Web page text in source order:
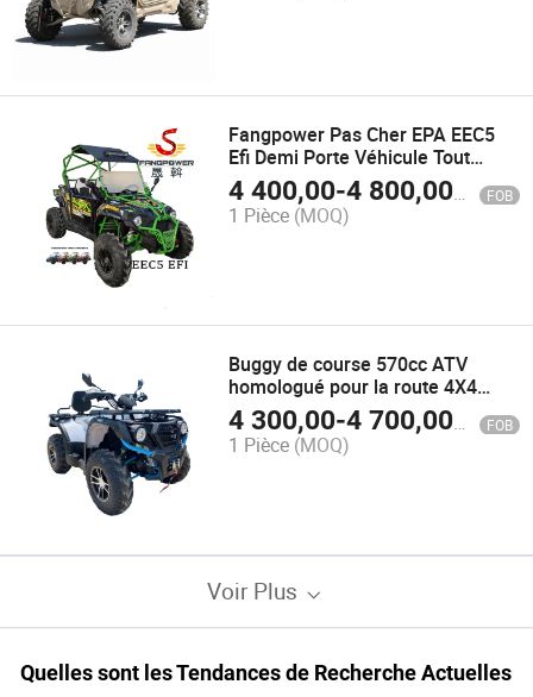
Fangpower Pas Cher EPA EEC5
Efi Demi Porte Véhicule Tout
Terrain 2 Siège Côté à Côté 4X4
4X2 400cc Buggy UTV
4 400,00-4 800,00$US
FOB
1 Pièce (MOQ)
Buggy de course 570cc ATV
homologué pour la route 4X4
Buggy Quad ATV approuvé par
l'EPA pour adultes
4 300,00-4 700,00$US
FOB
1 Pièce (MOQ)
Voir Plus
Quelles sont les Tendances de Recherche Actuelles